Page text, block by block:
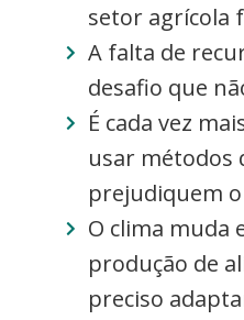
setor agrícola
A falta de
desafio que
É cada vez
usar métodos
prejudiquem
O clima muda
produção de
preciso